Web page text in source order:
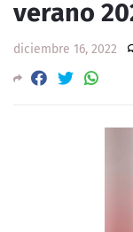
verano
diciembre 16, 2022